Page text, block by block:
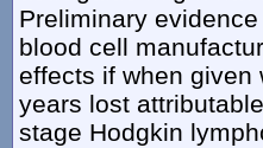
Preliminary
blood cell
effects if when given
years lost
stage Hodgkin